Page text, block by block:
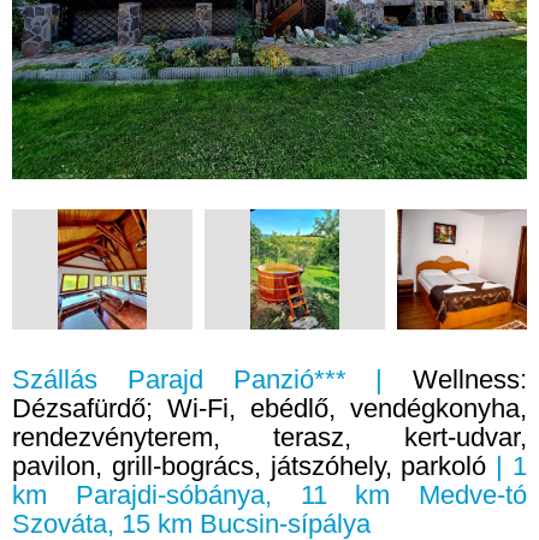
Szállás Parajd Panzió*** | Wellness:
Dézsafürdő; Wi-Fi, ebédlő, vendégkonyha,
rendezvényterem, terasz, kert-udvar,
pavilon, grill-bogrács, játszóhely, parkoló | 1
km Parajdi-sóbánya, 11 km Medve-tó
Szováta, 15 km Bucsin-sípálya